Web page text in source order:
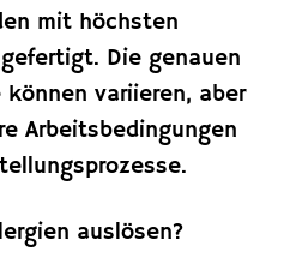
mit höchsten
Die genauen
variieren, aber
Arbeitsbedingungen
auslösen?